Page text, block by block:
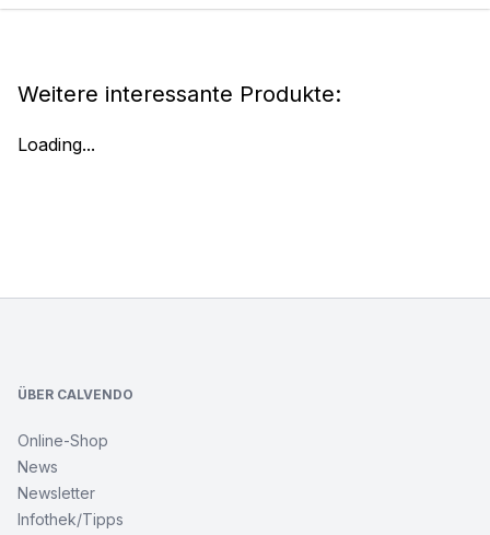
Weitere interessante Produkte:
Loading...
ÜBER CALVENDO
Online-Shop
News
Newsletter
Infothek/Tipps